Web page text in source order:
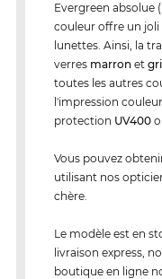
Evergreen absolue
couleur offre un joli
lunettes. Ainsi, la
verres marron et
toutes les autres
l'impression
protection UV400
Vous pouvez
utilisant nos
chère.
Le modèle est en
livraison express,
boutique en ligne